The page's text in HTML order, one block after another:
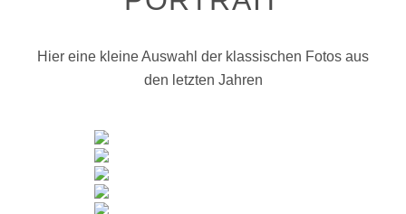
Hier eine kleine Auswahl der klassischen Fotos aus
den letzten Jahren